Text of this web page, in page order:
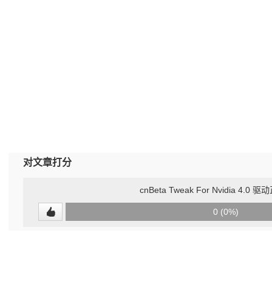
对文章打分
cnBeta Tweak For Nvidia 4.0 驱动
0 (0%)